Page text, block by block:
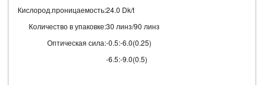
Кислород.проницаемость:24.0 Dk/t
Количество в упаковке:30 линз/90 линз
Оптическая сила:-0.5:-6.0(0.25)
-6.5:-9.0(0.5)